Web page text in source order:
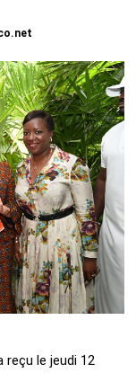
reçu le jeudi 12